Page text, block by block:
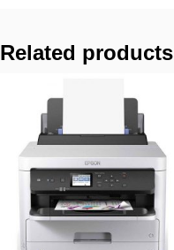
Related products